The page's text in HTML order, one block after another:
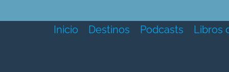
Inicio Destinos Podcasts Libros